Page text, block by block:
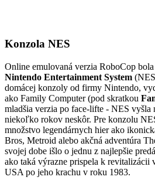
Konzola NES
Online emulovaná verzia RoboCop
Nintendo Entertainment System
domácej konzoly od firmy Nintendo,
ako Family Computer (pod skratkou
mladšia verzia po face-lifte - NES vyšla
niekoľko rokov neskôr. Pre konzolu
množstvo legendárnych hier ako
Bros, Metroid alebo akčná adventúra
svojej dobe išlo o jednu z najlepšie
ako taká výrazne prispela k revitalizácii
USA po jeho krachu v roku 1983.